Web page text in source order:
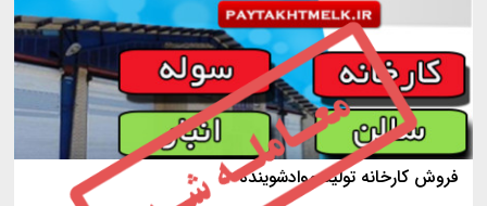
فروش کارخانه تولید موادشوینده